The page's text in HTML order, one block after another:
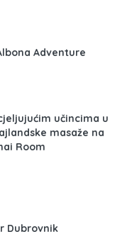
Adventure
učincima u
masaže na
Room
Dubrovnik